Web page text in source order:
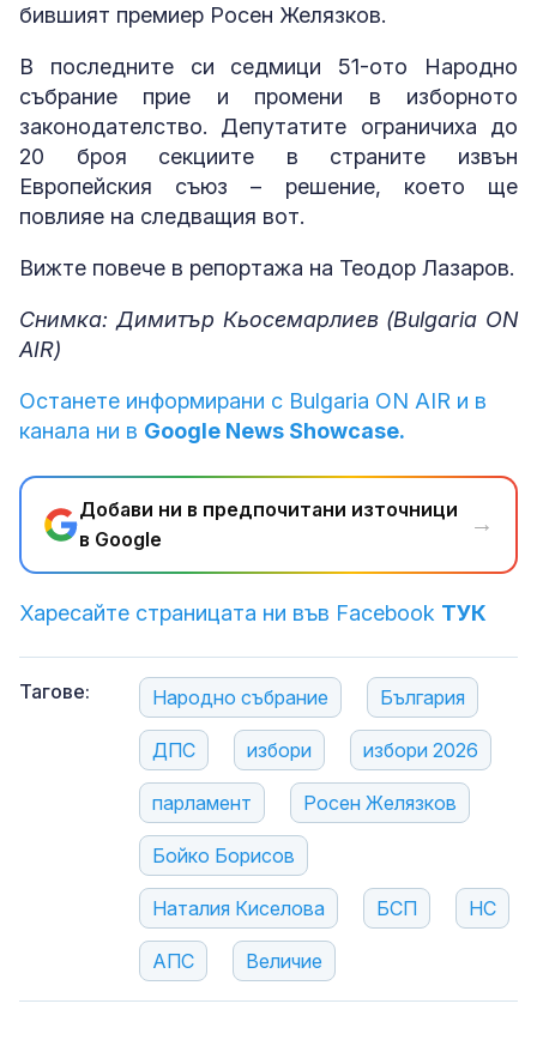
бившият премиер Росен Желязков.
В последните си седмици 51-ото Народно
събрание прие и промени в изборното
законодателство. Депутатите ограничиха до
20 броя секциите в страните извън
Европейския съюз – решение, което ще
повлияе на следващия вот.
Вижте повече в репортажа на Теодор Лазаров.
Снимка: Димитър Кьосемарлиев (Bulgaria ON
AIR)
Останете информирани с Bulgaria ON AIR и в
канала ни в Google News Showcase.
Добави ни в предпочитани източници
в Google
→
Харесайте страницата ни във Facebook ТУК
Тагове: Народно събрание България
ДПС избори избори 2026
парламент Росен Желязков
Бойко Борисов
Наталия Киселова БСП НС
АПС Величие